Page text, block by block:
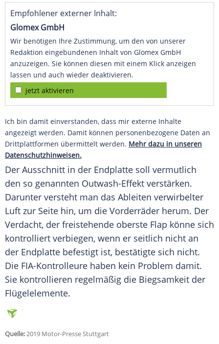
Empfohlener externer Inhalt:
Glomex GmbH
Wir benötigen Ihre Zustimmung, um den von unserer
Redaktion eingebundenen Inhalt von Glomex GmbH
anzuzeigen. Sie können diesen mit einem Klick anzeigen
lassen und auch wieder deaktivieren.
jetzt aktivieren
Ich bin damit einverstanden, dass mir externe Inhalte
angezeigt werden. Damit können personenbezogene Daten an
Drittplattformen übermittelt werden. Mehr dazu in unseren
Datenschutzhinweisen.
Der Ausschnitt in der Endplatte soll vermutlich
den so genannten Outwash-Effekt verstärken.
Darunter versteht man das Ableiten verwirbelter
Luft zur Seite hin, um die Vorderräder herum. Der
Verdacht, der freistehende oberste Flap könne sich
kontrolliert verbiegen, wenn er seitlich nicht an
der Endplatte befestigt ist, bestätigte sich nicht.
Die FIA-Kontrolleure haben kein Problem damit.
Sie kontrollieren regelmäßig die Biegsamkeit der
Flügelelemente.
Quelle:2019 Motor-Presse Stuttgart